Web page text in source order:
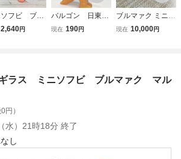
ソフビ ブル
アンギラ
2,640円
バルゴン 日東
ミニソフビ 当
ブルマァク 大魔
現在 190円
ブルマァク ミニソ
フビ ゴキネズラ 1
現在 10,000円
ラス ミニソフビ ブルマァク マル
0円）
水）21時18分 終了
し